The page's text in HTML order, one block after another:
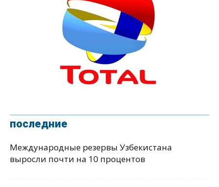
последние
Международные резервы Узбекистана
выросли почти на 10 процентов